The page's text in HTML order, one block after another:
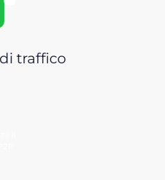
traffico